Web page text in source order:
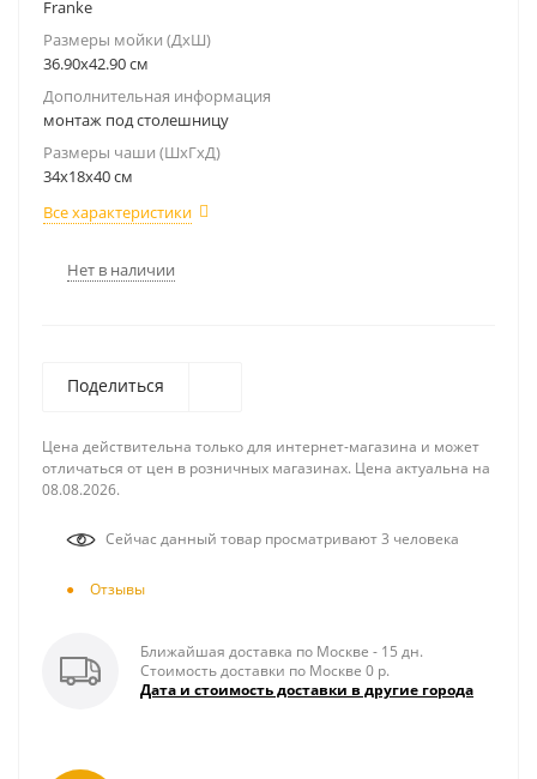
Franke
Размеры мойки (ДхШ)
36.90х42.90 см
Дополнительная информация
монтаж под столешницу
Размеры чаши (ШхГхД)
34х18x40 см
Все характеристики
Нет в наличии
Поделиться
Цена действительна только для интернет-магазина и может
отличаться от цен в розничных магазинах. Цена актуальна на
08.08.2026.
Сейчас данный товар просматривают 3 человека
Отзывы
Ближайшая доставка по Москве - 15 дн.
Стоимость доставки по Москве 0 р.
Дата и стоимость доставки в другие города